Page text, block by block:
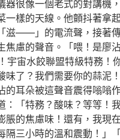
器很像一個老式的對講機
一樣的天線。他顫抖著拿
滋——」的電流聲，接著
焦慮的聲音。「喂！是廖
宇宙水餃聯盟特級特務！
味了？我們需要你的蒜泥
的耳朵被這聲音震得嗡嗡
：「特務？酸味？等等！
脹的焦慮味！還有，我現
隔三小時的溫和震動！」